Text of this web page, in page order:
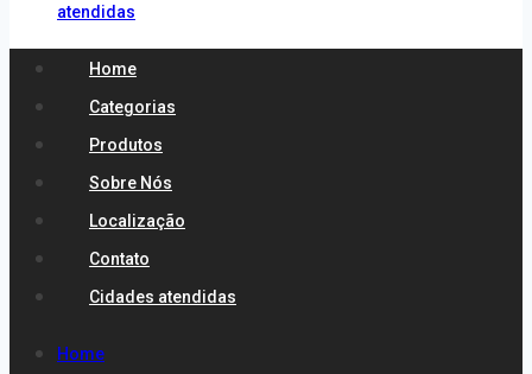
atendidas
Home
Categorias
Produtos
Sobre Nós
Localização
Contato
Cidades atendidas
Home